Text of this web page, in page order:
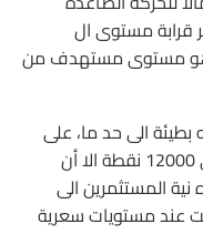
قرابة مستوى ال
وهو مستوى مستهدف من
بطيئة الى حد ما، على
الرغم من تماسك المؤشر اعلى مستوى 12000 نقطة الا أن
نية المستثمرين الى
عند مستويات سعرية